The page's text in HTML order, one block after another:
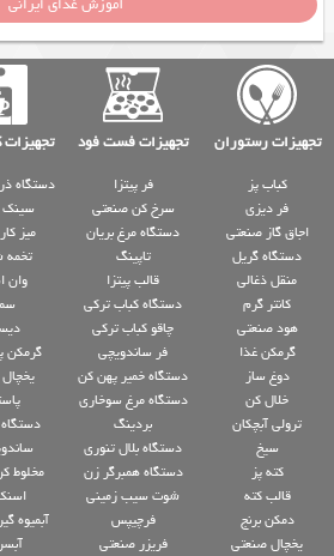
تجهیزات رستوران تجهیزات فست فود
کباب پز
فر دیزی
اجاق گاز صنعتی
دستگاه گریل
منقل ذغالی
کانتر گرم
هود صنعتی
گرمکن غذا
دوغ ساز
خلال کن
ترولی آبچکان
سیخ
کته پز
قالب کته
دمکن برنج
یخچال صنعتی
فر پیتزا
سرخ کن صنعتی
دستگاه مرغ بریان
تاپینگ
قالب پیتزا
دستگاه کباب ترکی
چاقو کباب ترکی
فر ساندویچی
دستگاه خمیر پهن کن
دستگاه مرغ سوخاری
بردینگ
دستگاه بلال تنوری
دستگاه همبرگر زن
شوت سیب زمینی
فرچیپس
فریزر صنعتی
دستگاه
میز
تخمه
وان
گرمکن
دستگاه
مخلوط
آبمیوه